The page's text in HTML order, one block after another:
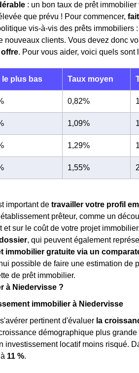
: un bon taux de prêt
que prévu ! Pour commencer,
vis-à-vis des prêts immobiliers
nouveaux clients. Vous devez donc
. Pour vous aider, voici quels
le plus bas Taux moyen
0,82%
1,09%
1,29%
1,55%
important de travailler votre profil
prêteur, comme un
et sur le coût de votre projet
, qui peuvent également
immobilier gratuite via un
possible de faire une estimation de
de prêt immobilier.
à Niedervisse ?
immobilier à Niedervisse
pertinent d'évaluer la
démographique plus
investissement locatif moins risqué.
11 %.